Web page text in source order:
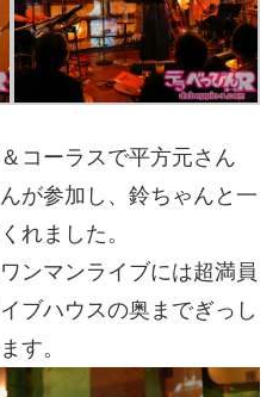
コーラスで平方元さん
が参加し、鈴ちゃんと一
れました。
ンマンライブには超満員
ブハウスの奥までぎっし
す。